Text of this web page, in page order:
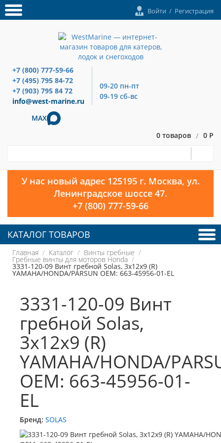
Войти / Регистрация
+7 (800) 777-59-66
+7 (495) 795 84-72
+7 (903) 795 84 72
info@west-marine.ru
09-20 пн-пт
09-19 сб-вс
MAX
0 товаров / 0 Р
У нас новый адрес 125195 г. Москва, ул.
Ленинградское шоссе 47.
+7 (800) 777-59-66
КАТАЛОГ ТОВАРОВ
Главная Каталог Винты гребные
Гребные винты для моторов Honda
3331-120-09 Винт гребной Solas, 3x12x9 (R)
YAMAHA/HONDA/PARSUN OEM: 663-45956-01-EL
3331-120-09 Винт
гребной Solas,
3x12x9 (R)
YAMAHA/HONDA/
OEM: 663-45956-01-
EL
Бренд: SOLAS